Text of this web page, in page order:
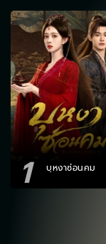
1 บุหงาซ่อนคม